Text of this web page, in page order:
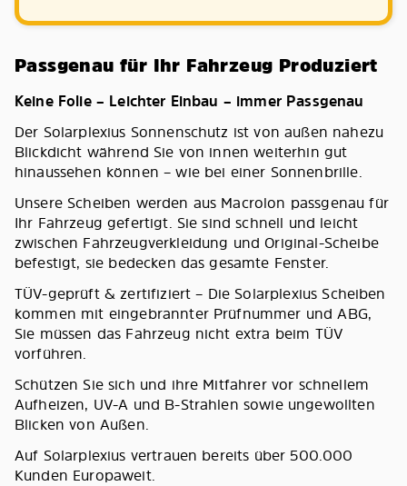
Passgenau für Ihr Fahrzeug Produziert
Keine Folie – Leichter Einbau – immer Passgenau
Der Solarplexius Sonnenschutz ist von außen nahezu
Blickdicht während Sie von innen weiterhin gut
hinaussehen können – wie bei einer Sonnenbrille.
Unsere Scheiben werden aus Macrolon passgenau für
Ihr Fahrzeug gefertigt. Sie sind schnell und leicht
zwischen Fahrzeugverkleidung und Original-Scheibe
befestigt, sie bedecken das gesamte Fenster.
TÜV-geprüft & zertifiziert – Die Solarplexius Scheiben
kommen mit eingebrannter Prüfnummer und ABG,
Sie müssen das Fahrzeug nicht extra beim TÜV
vorführen.
Schützen Sie sich und ihre Mitfahrer vor schnellem
Aufheizen, UV-A und B-Strahlen sowie ungewollten
Blicken von Außen.
Auf Solarplexius vertrauen bereits über 500.000
Kunden Europaweit.